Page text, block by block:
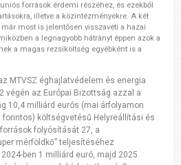
források érdemi részéhez, és ezekből
illetve a közintézményekre. A két
most is jelentősen visszaveti a hazai
a legnagyobb hátrányt éppen azok a
a magas rezsiköltség egyébként is a
MTVSZ éghajlatvédelem és energia
végén az Európai Bizottság azzal a
10,4 milliárd eurós (mai árfolyamon
költségvetésű Helyreállítási és
folyósítását 27, a
mérföldkő” teljesítéséhez
ben 1 milliárd euró, majd 2025